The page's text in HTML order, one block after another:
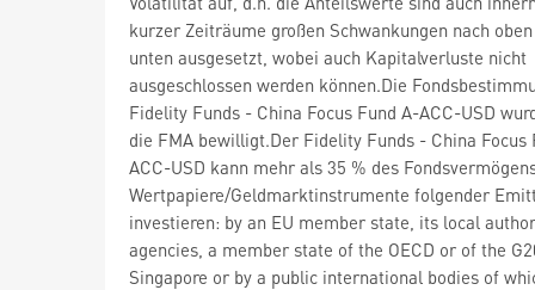
kurzer Zeiträume großen Schwankungen nach
unten ausgesetzt, wobei auch Kapitalverluste nicht
ausgeschlossen werden können.Die
Fidelity Funds - China Focus Fund A-ACC-USD
die FMA bewilligt.Der Fidelity Funds - China Focus
ACC-USD kann mehr als 35 % des
Wertpapiere/Geldmarktinstrumente folgender
investieren: by an EU member state, its local
agencies, a member state of the OECD or of the
Singapore or by a public international bodies of